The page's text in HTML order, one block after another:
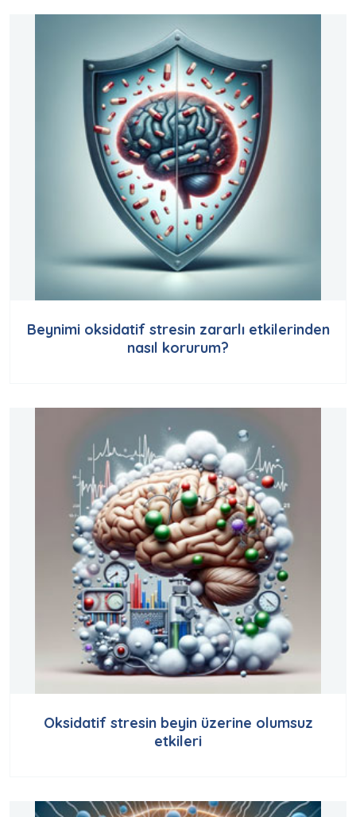
Beynimi oksidatif stresin zararlı etkilerinden
nasıl korurum?
Oksidatif stresin beyin üzerine olumsuz
etkileri